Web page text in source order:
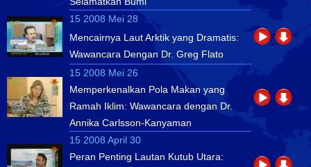
15 2008 Mei 28
Mencairnya Laut Arktik yang Dramatis:
Wawancara Dengan Dr. Greg Flato
15 2008 Mei 26
Memperkenalkan Pola Makan yang
Ramah Iklim: Wawancara dengan Dr.
Annika Carlsson-Kanyaman
15 2008 April 30
Peran Penting Lautan Kutub Utara: